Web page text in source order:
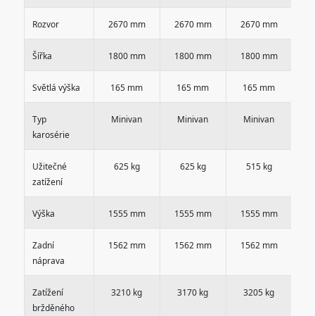
Rozvor 2670 mm 2670 mm 2670 mm
Šířka 1800 mm 1800 mm 1800 mm
Světlá výška 165 mm 165 mm 165 mm
Typ
karosérie
Minivan Minivan Minivan
Užitečné
zatížení
625 kg 625 kg 515 kg
Výška 1555 mm 1555 mm 1555 mm
Zadní
náprava
1562 mm 1562 mm 1562 mm
Zatížení
bržděného
3210 kg 3170 kg 3205 kg